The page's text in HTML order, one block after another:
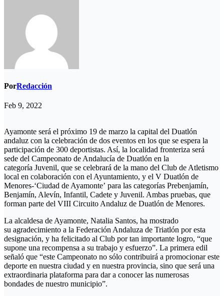
PorRedacción
Feb 9, 2022
Ayamonte será el próximo 19 de marzo la capital del Duatlón
andaluz con la celebración de dos eventos en los que se espera la
participación de 300 deportistas. Así, la localidad fronteriza será
sede del Campeonato de Andalucía de Duatlón en la
categoría Juvenil, que se celebrará de la mano del Club de Atletismo
local en colaboración con el Ayuntamiento, y el V Duatlón de
Menores-‘Ciudad de Ayamonte’ para las categorías Prebenjamín,
Benjamín, Alevín, Infantil, Cadete y Juvenil. Ambas pruebas, que
forman parte del VIII Circuito Andaluz de Duatlón de Menores.
La alcaldesa de Ayamonte, Natalia Santos, ha mostrado
su agradecimiento a la Federación Andaluza de Triatlón por esta
designación, y ha felicitado al Club por tan importante logro, “que
supone una recompensa a su trabajo y esfuerzo”. La primera edil
señaló que “este Campeonato no sólo contribuirá a promocionar este
deporte en nuestra ciudad y en nuestra provincia, sino que será una
extraordinaria plataforma para dar a conocer las numerosas
bondades de nuestro municipio”.